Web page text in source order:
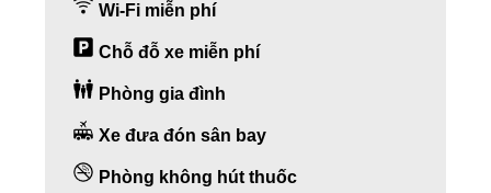
Wi-Fi miễn phí
Chỗ đỗ xe miễn phí
Phòng gia đình
Xe đưa đón sân bay
Phòng không hút thuốc